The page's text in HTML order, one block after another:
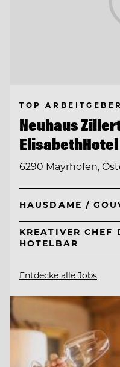
TOP ARBEITGEBER
Neuhaus
ElisabethHotel
6290 Mayrhofen,
HAUSDAME /
KREATIVER CHEF
HOTELBAR
Entdecke alle Jobs